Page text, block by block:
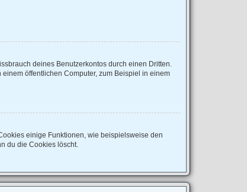
deines Benutzerkontos durch einen Dritten.
öffentlichen Computer, zum Beispiel in einem
einige Funktionen, wie beispielsweise den
du die Cookies löscht.